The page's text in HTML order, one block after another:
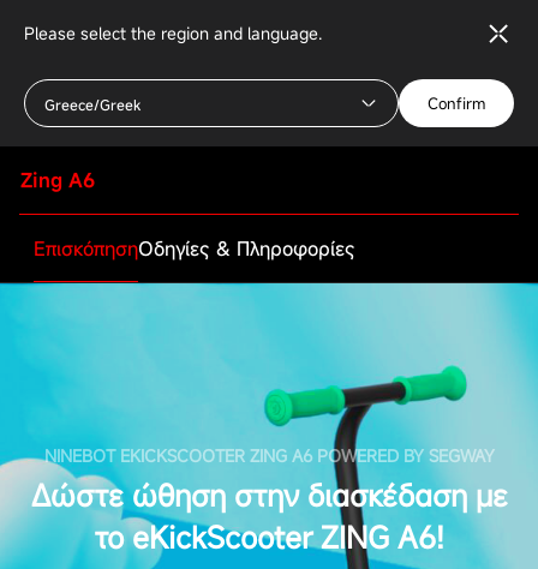
Please select the region and language.
Greece/Greek Confirm
Zing A6
ΕπισκόπησηΟδηγίες & Πληροφορίες
NINEBOT EKICKSCOOTER ZING A6 POWERED BY SEGWAY
Δώστε ώθηση στην διασκέδαση με
το eKickScooter ZING A6!